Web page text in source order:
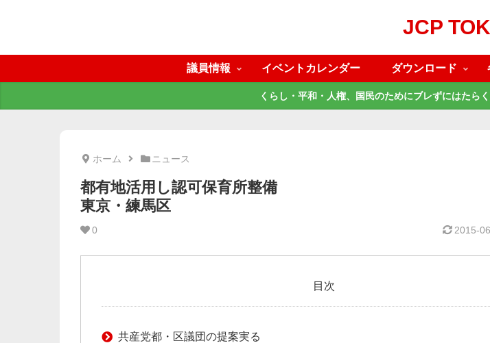
JCP
議員情報 イベントカレンダー ダウンロード
くらし・平和・人権、国民のためにブレずにはたら
ホーム ニュース
都有地活用し認可保育所整備
東京・練馬区
0 2015-
目次
共産党都・区議団の提案実る